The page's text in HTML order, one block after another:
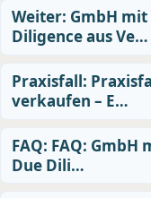
Weiter: GmbH
Diligence aus Ve…
Praxisfall:
verkaufen – E…
FAQ: FAQ:
Due Dili…